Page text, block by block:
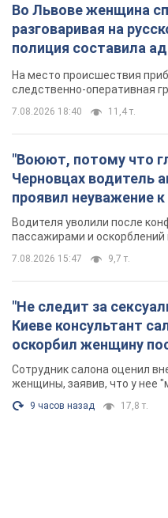
Во Львове женщина
разговаривая на
полиция составила
протокол. Видео
На место происшествия
следственно-оперативная
7.08.2026 18:40 11,4 т.
"Воюют, потому что
Черновцах водитель
проявил неуважение
военным и поплатился
Видео
Водителя уволили после
пассажирами и оскорблений
7.08.2026 15:47 9,7 т.
"Не следит за
Киеве консультант
оскорбил женщину
химиотерапии,
Фото
Сотрудник салона оценил
женщины, заявив, что у нее
9 часов назад 17,8 т.